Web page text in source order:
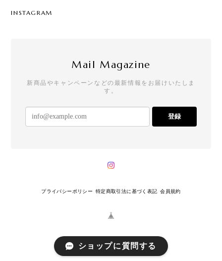
INSTAGRAM
Mail Magazine
新商品やキャンペーンなどの最新情報をお届けいたしま
す。
登録
プライバシーポリシー 特定商取引法に基づく表記 会員規約
ショップに質問する